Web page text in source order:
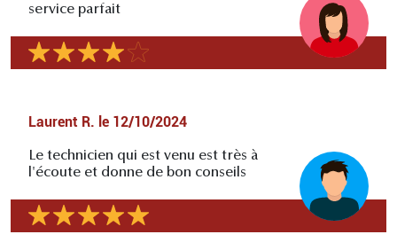
service parfait
Laurent R. le 12/10/2024
Le technicien qui est venu est très à
l'écoute et donne de bon conseils